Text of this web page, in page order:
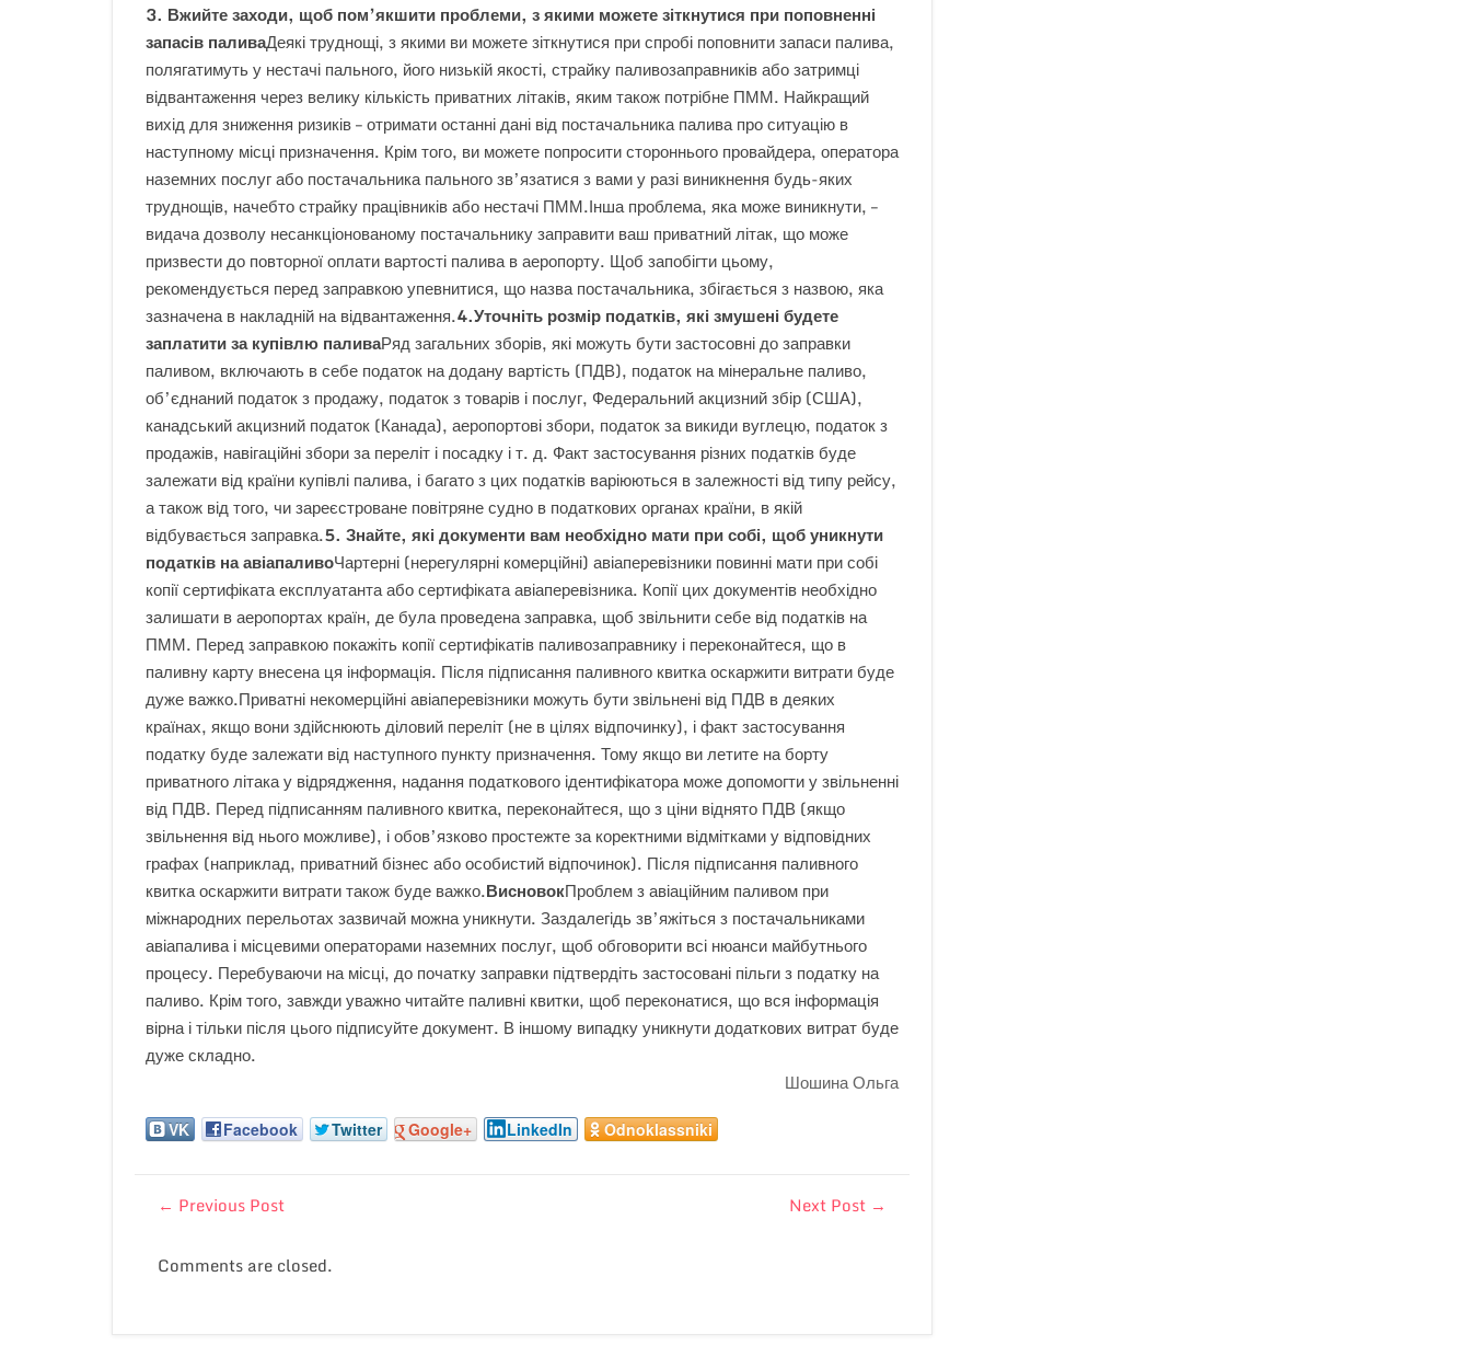
3. Вжийте заходи, щоб пом’якшити проблеми, з якими можете зіткнутися при поповненні
запасів паливаДеякі труднощі, з якими ви можете зіткнутися при спробі поповнити запаси палива,
полягатимуть у нестачі пального, його низькій якості, страйку паливозаправників або затримці
відвантаження через велику кількість приватних літаків, яким також потрібне ПММ. Найкращий
вихід для зниження ризиків – отримати останні дані від постачальника палива про ситуацію в
наступному місці призначення. Крім того, ви можете попросити стороннього провайдера, оператора
наземних послуг або постачальника пального зв’язатися з вами у разі виникнення будь-яких
труднощів, начебто страйку працівників або нестачі ПММ.Інша проблема, яка може виникнути, –
видача дозволу несанкціонованому постачальнику заправити ваш приватний літак, що може
призвести до повторної оплати вартості палива в аеропорту. Щоб запобігти цьому,
рекомендується перед заправкою упевнитися, що назва постачальника, збігається з назвою, яка
зазначена в накладній на відвантаження.4.Уточніть розмір податків, які змушені будете
заплатити за купівлю паливаРяд загальних зборів, які можуть бути застосовні до заправки
паливом, включають в себе податок на додану вартість (ПДВ), податок на мінеральне паливо,
об’єднаний податок з продажу, податок з товарів і послуг, Федеральний акцизний збір (США),
канадський акцизний податок (Канада), аеропортові збори, податок за викиди вуглецю, податок з
продажів, навігаційні збори за переліт і посадку і т. д. Факт застосування різних податків буде
залежати від країни купівлі палива, і багато з цих податків варіюються в залежності від типу рейсу,
а також від того, чи зареєстроване повітряне судно в податкових органах країни, в якій
відбувається заправка.5. Знайте, які документи вам необхідно мати при собі, щоб уникнути
податків на авіапаливоЧартерні (нерегулярні комерційні) авіаперевізники повинні мати при собі
копії сертифіката експлуатанта або сертифіката авіаперевізника. Копії цих документів необхідно
залишати в аеропортах країн, де була проведена заправка, щоб звільнити себе від податків на
ПММ. Перед заправкою покажіть копії сертифікатів паливозаправнику і переконайтеся, що в
паливну карту внесена ця інформація. Після підписання паливного квитка оскаржити витрати буде
дуже важко.Приватні некомерційні авіаперевізники можуть бути звільнені від ПДВ в деяких
країнах, якщо вони здійснюють діловий переліт (не в цілях відпочинку), і факт застосування
податку буде залежати від наступного пункту призначення. Тому якщо ви летите на борту
приватного літака у відрядження, надання податкового ідентифікатора може допомогти у звільненні
від ПДВ. Перед підписанням паливного квитка, переконайтеся, що з ціни віднято ПДВ (якщо
звільнення від нього можливе), і обов’язково простежте за коректними відмітками у відповідних
графах (наприклад, приватний бізнес або особистий відпочинок). Після підписання паливного
квитка оскаржити витрати також буде важко.ВисновокПроблем з авіаційним паливом при
міжнародних перельотах зазвичай можна уникнути. Заздалегідь зв’яжіться з постачальниками
авіапалива і місцевими операторами наземних послуг, щоб обговорити всі нюанси майбутнього
процесу. Перебуваючи на місці, до початку заправки підтвердіть застосовані пільги з податку на
паливо. Крім того, завжди уважно читайте паливні квитки, щоб переконатися, що вся інформація
вірна і тільки після цього підписуйте документ. В іншому випадку уникнути додаткових витрат буде
дуже складно.
Шошина Ольга
VK Facebook Twitter Google+ LinkedIn Odnoklassniki
← Previous Post Next Post →
Comments are closed.